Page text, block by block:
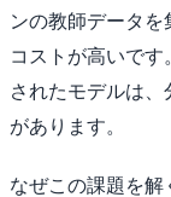
ンの教師データ
コストが高いで
されたモデルは
があります。
なぜこの課題を